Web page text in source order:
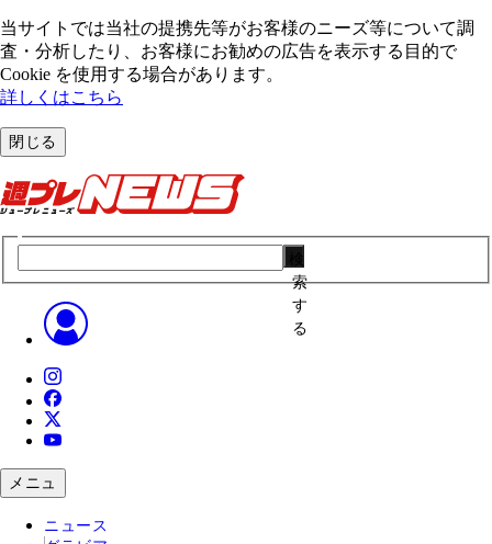
当サイトでは当社の提携先等がお客様のニーズ等について調
査・分析したり、お客様にお勧めの広告を表⽰する⽬的で
Cookie を使⽤する場合があります。
詳しくはこちら
閉じる
索
す
る
メニュ
ニュース